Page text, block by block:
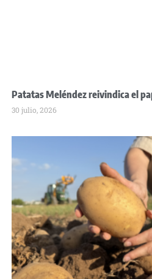
Patatas Meléndez reivindica el
30 julio, 2026